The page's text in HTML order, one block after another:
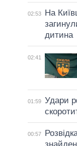
02:53
На
дитина
02:41
01:59 Удари
00:57